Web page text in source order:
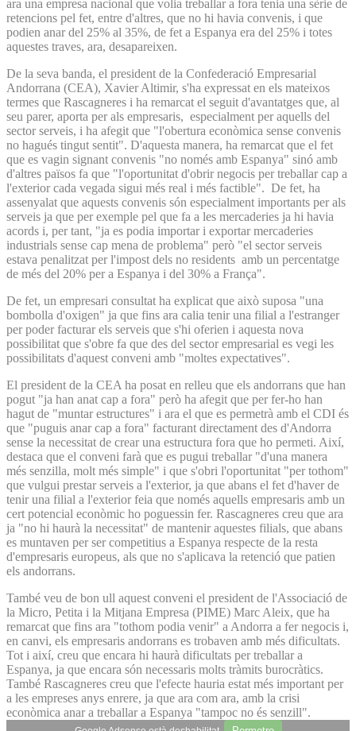
ara una empresa nacional que volia treballar a fora tenia una sèrie de
retencions pel fet, entre d'altres, que no hi havia convenis, i que
podien anar del 25% al 35%, de fet a Espanya era del 25% i totes
aquestes traves, ara, desapareixen.
De la seva banda, el president de la Confederació Empresarial
Andorrana (CEA), Xavier Altimir, s'ha expressat en els mateixos
termes que Rascagneres i ha remarcat el seguit d'avantatges que, al
seu parer, aporta per als empresaris, especialment per aquells del
sector serveis, i ha afegit que "l'obertura econòmica sense convenis
no hagués tingut sentit". D'aquesta manera, ha remarcat que el fet
que es vagin signant convenis "no només amb Espanya" sinó amb
d'altres països fa que "l'oportunitat d'obrir negocis per treballar cap a
l'exterior cada vegada sigui més real i més factible". De fet, ha
assenyalat que aquests convenis són especialment importants per als
serveis ja que per exemple pel que fa a les mercaderies ja hi havia
acords i, per tant, "ja es podia importar i exportar mercaderies
industrials sense cap mena de problema" però "el sector serveis
estava penalitzat per l'impost dels no residents amb un percentatge
de més del 20% per a Espanya i del 30% a França".
De fet, un empresari consultat ha explicat que això suposa "una
bombolla d'oxigen" ja que fins ara calia tenir una filial a l'estranger
per poder facturar els serveis que s'hi oferien i aquesta nova
possibilitat que s'obre fa que des del sector empresarial es vegi les
possibilitats d'aquest conveni amb "moltes expectatives".
El president de la CEA ha posat en relleu que els andorrans que han
pogut "ja han anat cap a fora" però ha afegit que per fer-ho han
hagut de "muntar estructures" i ara el que es permetrà amb el CDI és
que "puguis anar cap a fora" facturant directament des d'Andorra
sense la necessitat de crear una estructura fora que ho permeti. Així,
destaca que el conveni farà que es pugui treballar "d'una manera
més senzilla, molt més simple" i que s'obri l'oportunitat "per tothom"
que vulgui prestar serveis a l'exterior, ja que abans el fet d'haver de
tenir una filial a l'exterior feia que només aquells empresaris amb un
cert potencial econòmic ho poguessin fer. Rascagneres creu que ara
ja "no hi haurà la necessitat" de mantenir aquestes filials, que abans
es muntaven per ser competitius a Espanya respecte de la resta
d'empresaris europeus, als que no s'aplicava la retenció que patien
els andorrans.
També veu de bon ull aquest conveni el president de l'Associació de
la Micro, Petita i la Mitjana Empresa (PIME) Marc Aleix, que ha
remarcat que fins ara "tothom podia venir" a Andorra a fer negocis i,
en canvi, els empresaris andorrans es trobaven amb més dificultats.
Tot i així, creu que encara hi haurà dificultats per treballar a
Espanya, ja que encara són necessaris molts tràmits burocràtics.
També Rascagneres creu que l'efecte hauria estat més important per
a les empreses anys enrere, ja que ara com ara, amb la crisi
econòmica anar a treballar a Espanya "tampoc no és senzill".